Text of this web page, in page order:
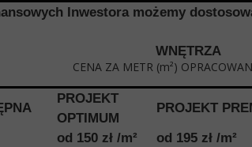
Inwestora możemy
WNĘTRZA
CENA ZA METR (m²)
PROJEKT
OPTIMUM
PROJEKT
od 150 zł /m² od 195 zł /m²